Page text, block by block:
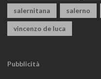
salernitana salerno
vincenzo de luca
Pubblicità